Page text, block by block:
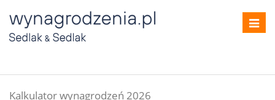
Kalkulator wynagrodzeń 2026